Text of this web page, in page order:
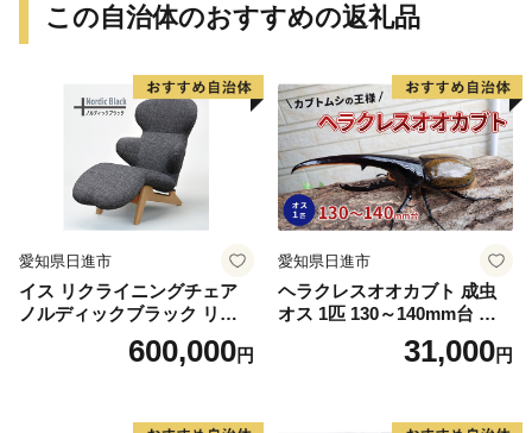
この自治体のおすすめの返礼品
愛知県日進市
イス リクライニングチェア
ノルディックブラック リク
ライニング 椅子 日本製 家具
600,000円
愛知県日進市
ヘラクレスオオカブト 成虫
オス 1匹 130～140mm台 カ
ブトムシ 昆虫 生き物 生体 虫
プレゼント 贈り物 ギフト 子
31,000円